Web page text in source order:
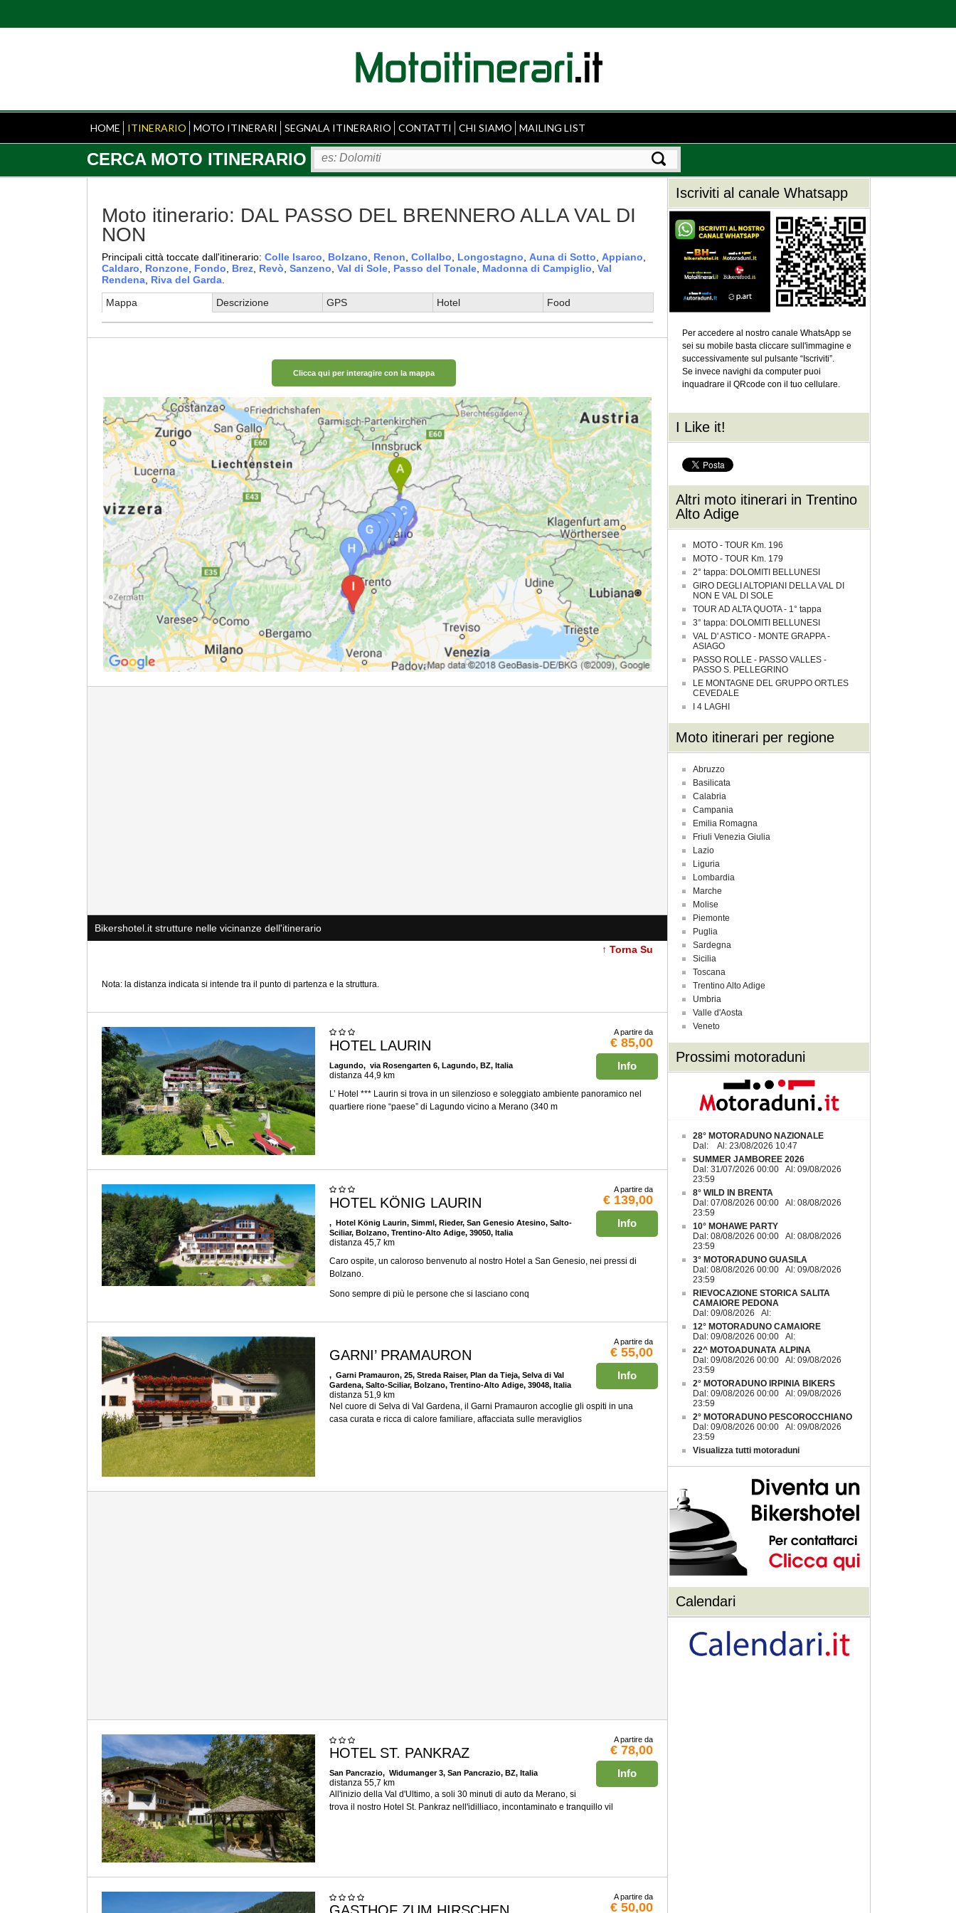
HOME ITINERARIO MOTO ITINERARI SEGNALA ITINERARIO CONTATTI CHI SIAMO MAILING LIST
CERCA MOTO ITINERARIO
Moto itinerario: DAL PASSO DEL BRENNERO ALLA VAL DI
NON
Principali città toccate dall'itinerario: Colle Isarco Bolzano Renon Collalbo Longostagno Auna di Sotto Appiano
Caldaro
Ronzone Fondo Brez Revò Sanzeno Val di Sole Passo del Tonale Madonna di Campiglio Val
Rendena Riva del Garda
Mappa
Descrizione GPS Hotel Food
Clicca qui per interagire con la mappa
Bikershotel.it strutture nelle vicinanze dell'itinerario
↑ Torna Su
Nota: la distanza indicata si intende tra il punto di partenza e la struttura.
A partire da
€ 85,00
Info
HOTEL LAURIN
Lagundo, via Rosengarten 6, Lagundo, BZ, Italia
distanza 44,9 km
L’ Hotel *** Laurin si trova in un silenzioso e soleggiato ambiente panoramico nel
quartiere rione “paese” di Lagundo vicino a Merano (340 m
A partire da
€ 139,00
Info
HOTEL KÖNIG LAURIN
, Hotel König Laurin, Simml, Rieder, San Genesio Atesino, Salto-
Sciliar, Bolzano, Trentino-Alto Adige, 39050, Italia
distanza 45,7 km
Caro ospite, un caloroso benvenuto al nostro Hotel a San Genesio, nei pressi di
Bolzano.
Sono sempre di più le persone che si lasciano conq
A partire da
€ 55,00
Info
GARNI’ PRAMAURON
, Garni Pramauron, 25, Streda Raiser, Plan da Tieja, Selva di Val
Gardena, Salto-Sciliar, Bolzano, Trentino-Alto Adige, 39048, Italia
distanza 51,9 km
Nel cuore di Selva di Val Gardena, il Garni Pramauron accoglie gli ospiti in una
casa curata e ricca di calore familiare, affacciata sulle meraviglios
A partire da
€ 78,00
Info
HOTEL ST. PANKRAZ
San Pancrazio, Widumanger 3, San Pancrazio, BZ, Italia
distanza 55,7 km
All'inizio della Val d'Ultimo, a soli 30 minuti di auto da Merano, si
trova il nostro Hotel St. Pankraz nell'idilliaco, incontaminato e tranquillo vil
A partire da
€ 50,00
Iscriviti al canale Whatsapp
Per accedere al nostro canale WhatsApp se
sei su mobile basta cliccare sull'immagine e
successivamente sul pulsante “Iscriviti”.
Se invece navighi da computer puoi
inquadrare il QRcode con il tuo cellulare.
I Like it!
Altri moto itinerari in Trentino
Alto Adige
MOTO - TOUR Km. 196
MOTO - TOUR Km. 179
2° tappa: DOLOMITI BELLUNESI
GIRO DEGLI ALTOPIANI DELLA VAL DI
NON E VAL DI SOLE
TOUR AD ALTA QUOTA - 1° tappa
3° tappa: DOLOMITI BELLUNESI
VAL D' ASTICO - MONTE GRAPPA -
ASIAGO
PASSO ROLLE - PASSO VALLES -
PASSO S. PELLEGRINO
LE MONTAGNE DEL GRUPPO ORTLES
CEVEDALE
I 4 LAGHI
Moto itinerari per regione
Abruzzo
Basilicata
Calabria
Campania
Emilia Romagna
Friuli Venezia Giulia
Lazio
Liguria
Lombardia
Marche
Molise
Piemonte
Puglia
Sardegna
Sicilia
Toscana
Trentino Alto Adige
Umbria
Valle d'Aosta
Veneto
Prossimi motoraduni
28° MOTORADUNO NAZIONALE
Dal: Al: 23/08/2026 10:47
SUMMER JAMBOREE 2026
Dal: 31/07/2026 00:00 Al: 09/08/2026
23:59
8° WILD IN BRENTA
Dal: 07/08/2026 00:00 Al: 08/08/2026
23:59
10° MOHAWE PARTY
Dal: 08/08/2026 00:00 Al: 08/08/2026
23:59
3° MOTORADUNO GUASILA
Dal: 08/08/2026 00:00 Al: 09/08/2026
23:59
RIEVOCAZIONE STORICA SALITA
CAMAIORE PEDONA
Dal: 09/08/2026 Al:
12° MOTORADUNO CAMAIORE
Dal: 09/08/2026 00:00 Al:
22^ MOTOADUNATA ALPINA
Dal: 09/08/2026 00:00 Al: 09/08/2026
23:59
2° MOTORADUNO IRPINIA BIKERS
Dal: 09/08/2026 00:00 Al: 09/08/2026
23:59
2° MOTORADUNO PESCOROCCHIANO
Dal: 09/08/2026 00:00 Al: 09/08/2026
23:59
Visualizza tutti motoraduni
Calendari